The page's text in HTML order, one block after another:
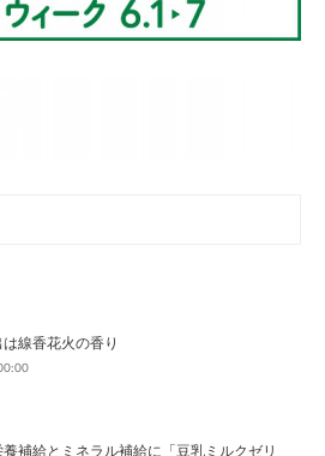
線香花火の香り
補給とミネラル補給に「豆乳ミルクゼリ